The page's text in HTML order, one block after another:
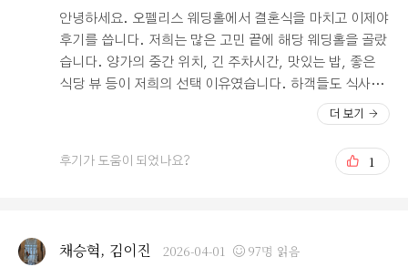
객분들께는 밥이 제일 중요한데, 까다로운 양가 부모님 입
맛을 모두 통과한 걸 보니 '밥펠리스'라는 별명이 그냥 생긴
게 아니구나 싶었습니다! 오펠리스는 시청역 인근이라 대
중교통 접근성이 정말 훌륭하더라고요. 지방에서 올라오시
는 친척분들이 계셔서 교통편이 항상 걱정이었는데, 역에
서 도보로 금방이라 하객분들께 안내해 드리기도 민망하지
않을 것 같아요. 주차 공간도 여유롭게 확보되어 있어 자차
를 이용하시는 분들도 큰 불편함 없이 예식에 집중하실 수
인근 덕수궁으로 산책을 하였는데 기분이 참 좋더라구요.
안녕하세요. 오펠리스 웨딩홀에서 결혼식을 마치고 이제야
후기를 씁니다. 저희는 많은 고민 끝에 해당 웨딩홀을 골랐
습니다. 양가의 중간 위치, 긴 주차시간, 맛있는 밥, 좋은
식당 뷰 등이 저희의 선택 이유였습니다. 하객들도 식사에
대한 칭찬이 많았고, 준비하는 동안 많은 도움을 받았습니
에 많은 도움이 되고 있는 예비부부코칭을 많은 분들이 받
우리가 어떻게 자라왔고, 어떤 생각과 목표를 가지고 삶을
더 보기
후기가 도움이 되었나요? 1
채승혁, 김이진 2026-04-01 97명 읽음